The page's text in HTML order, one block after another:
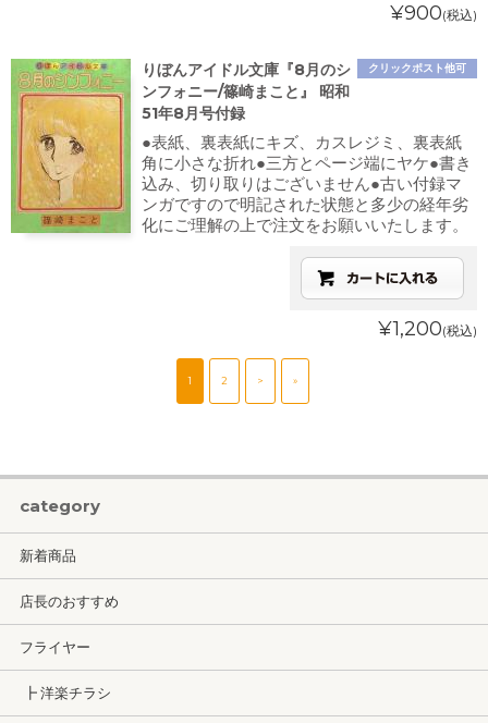
¥900(税込)
クリックポスト他可
りぼんアイドル文庫『8月のシ
ンフォニー/篠崎まこと』 昭和
51年8月号付録
●表紙、裏表紙にキズ、カスレジミ、裏表紙
角に小さな折れ●三方とページ端にヤケ●書き
込み、切り取りはございません●古い付録マ
ンガですので明記された状態と多少の経年劣
化にご理解の上で注文をお願いいたします。
¥1,200(税込)
1 2 > »
category
新着商品
店長のおすすめ
フライヤー
┣ 洋楽チラシ